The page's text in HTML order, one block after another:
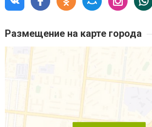
Размещение на карте города